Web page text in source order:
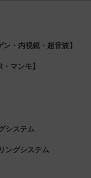
・内視鏡・超音波】
マンモ】
システム
ングシステム